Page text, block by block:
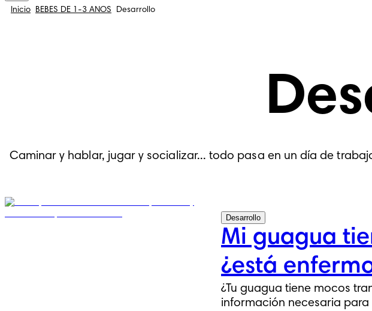
Inicio BEBÉS DE 1-3 AÑOS Desarrollo
Caminar y hablar, jugar y socializar... todo pasa en un día de
Desarrollo
Mi guagua
¿está
¿Tu guagua tiene mocos
información necesaria